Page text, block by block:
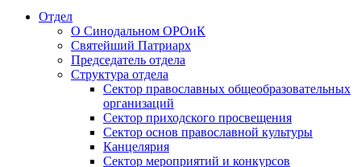
Отдел
О Синодальном ОРОиК
Святейший Патриарх
Председатель отдела
Структура отдела
Сектор православных общеобразовательных
организаций
Сектор приходского просвещения
Сектор основ православной культуры
Канцелярия
Сектор мероприятий и конкурсов